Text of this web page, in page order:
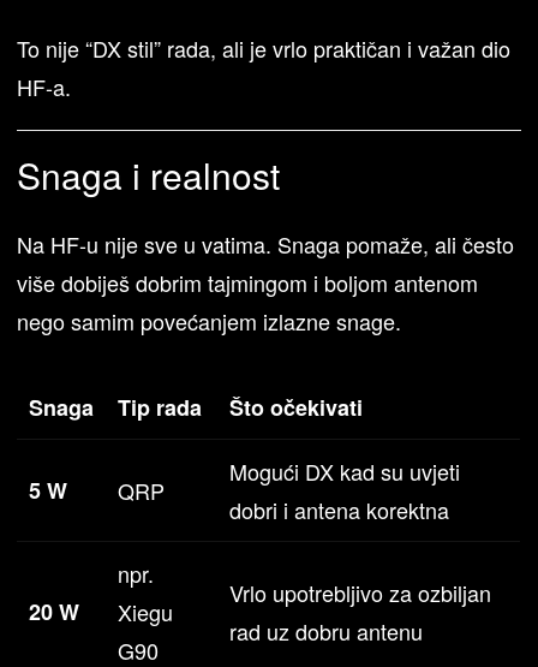
To nije “DX stil” rada, ali je vrlo praktičan i važan dio
HF-a.
Snaga i realnost
Na HF-u nije sve u vatima. Snaga pomaže, ali često
više dobiješ dobrim tajmingom i boljom antenom
nego samim povećanjem izlazne snage.
Snaga Tip rada Što očekivati
5 W QRP
Mogući DX kad su uvjeti
dobri i antena korektna
20 W
npr.
Xiegu
G90
Vrlo upotrebljivo za ozbiljan
rad uz dobru antenu